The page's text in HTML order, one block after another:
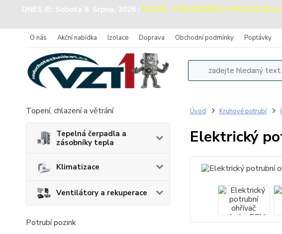
DNES JE: Sobota 8. Srpna, 2026 | POZOR - PRÁZDNINOVÝ PROVOZ
O nás Akční nabídka Izolace Doprava Obchodní podmínky Poptávky
Topení, chlazení a větrání
Tepelná čerpadla a
zásobníky tepla
Klimatizace
Ventilátory a rekuperace
Potrubí pozink
Úvod Kruhové potrubí
Elektrický